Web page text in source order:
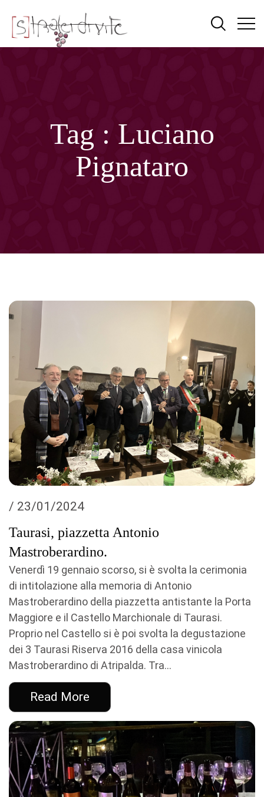
Tag : Luciano
Pignataro
/ 23/01/2024
Taurasi, piazzetta Antonio
Mastroberardino.
Venerdì 19 gennaio scorso, si è svolta la cerimonia
di intitolazione alla memoria di Antonio
Mastroberardino della piazzetta antistante la Porta
Maggiore e il Castello Marchionale di Taurasi.
Proprio nel Castello si è poi svolta la degustazione
dei 3 Taurasi Riserva 2016 della casa vinicola
Mastroberardino di Atripalda. Tra...
Read More